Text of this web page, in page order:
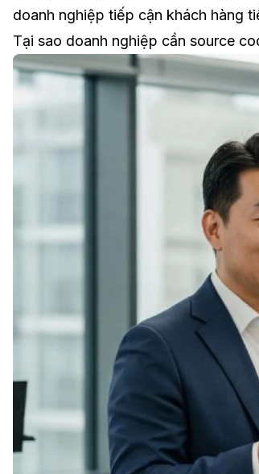
doanh nghiệp tiếp cận khách hàng
Tại sao doanh nghiệp cần source